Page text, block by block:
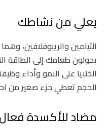
يعلي من نشاطك
الثيامين والريبوفلافين،
يحولون طعامك إلى الطاقة
الخلايا على النمو وأداء
الحجم تعطي جزء صغير من
مضاد للأكسدة فعال